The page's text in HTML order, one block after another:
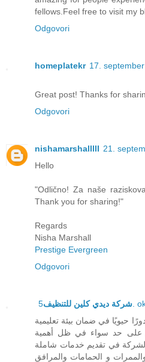
fellows.Feel free to visit my
Odgovori
homeplatekr 17.
Great post! Thanks for
Odgovori
nishamarshalllll 21.
Hello
"Odlično! Za naše
Thank you for sharing!"
Regards
Nisha Marshall
Prestige Evergreen
Odgovori
شركة ديدي كلين للتنظيف
حيويًا في ضمان بيئة تعليمية
على حد سواء في ظل أهمية
في تقديم خدمات شاملة
و الحمامات والمرافق